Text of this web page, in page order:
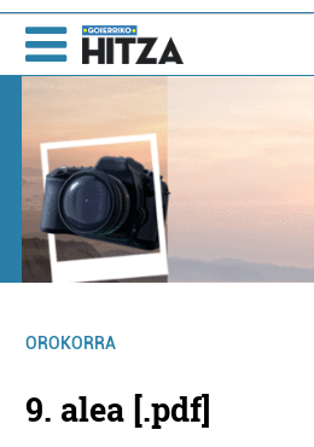
OROKORRA
9. alea [.pdf]